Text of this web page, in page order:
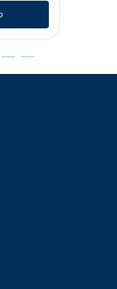
trabalhadores que
com segurança e